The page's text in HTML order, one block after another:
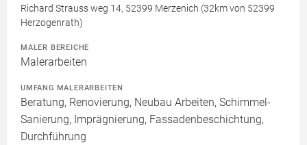
Richard Strauss weg 14, 52399 Merzenich (32km von 52399
Herzogenrath)
MALER BEREICHE
Malerarbeiten
UMFANG MALERARBEITEN
Beratung, Renovierung, Neubau Arbeiten, Schimmel-
Sanierung, Imprägnierung, Fassadenbeschichtung,
Durchführung